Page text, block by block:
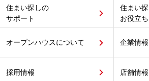
住まい探しの
サポート
住まい
お役立
オープンハウスについて 企業情報
採用情報 店舗情報